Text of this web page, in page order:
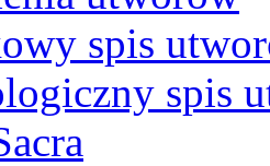
spis
spis